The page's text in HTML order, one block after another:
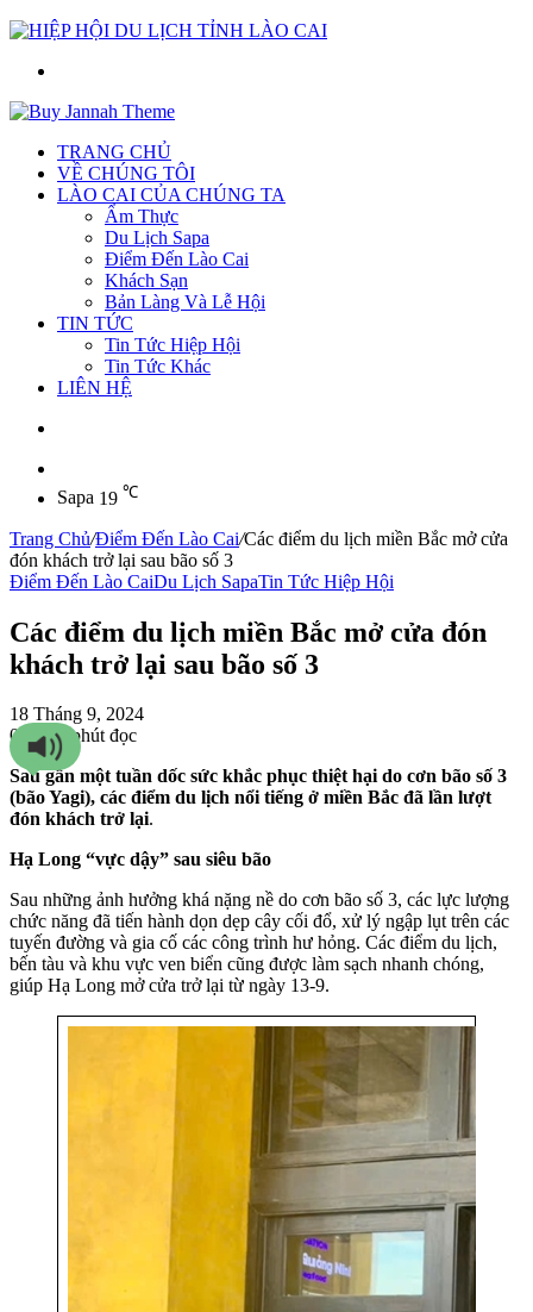
TRANG CHỦ
VỀ CHÚNG TÔI
LÀO CAI CỦA CHÚNG TA
Ẩm Thực
Du Lịch Sapa
Điểm Đến Lào Cai
Khách Sạn
Bản Làng Và Lễ Hội
TIN TỨC
Tin Tức Hiệp Hội
Tin Tức Khác
LIÊN HỆ
Sapa 19 ℃
Trang Chủ/Điểm Đến Lào Cai/Các điểm du lịch miền Bắc mở cửa
đón khách trở lại sau bão số 3
Điểm Đến Lào CaiDu Lịch SapaTin Tức Hiệp Hội
Các điểm du lịch miền Bắc mở cửa đón
khách trở lại sau bão số 3
18 Tháng 9, 2024
0 5813 phút đọc
Sau gần một tuần dốc sức khắc phục thiệt hại do cơn bão số 3
(bão Yagi), các điểm du lịch nổi tiếng ở miền Bắc đã lần lượt
đón khách trở lại.
Hạ Long “vực dậy” sau siêu bão
Sau những ảnh hưởng khá nặng nề do cơn bão số 3, các lực lượng
chức năng đã tiến hành dọn dẹp cây cối đổ, xử lý ngập lụt trên các
tuyến đường và gia cố các công trình hư hỏng. Các điểm du lịch,
bến tàu và khu vực ven biển cũng được làm sạch nhanh chóng,
giúp Hạ Long mở cửa trở lại từ ngày 13-9.